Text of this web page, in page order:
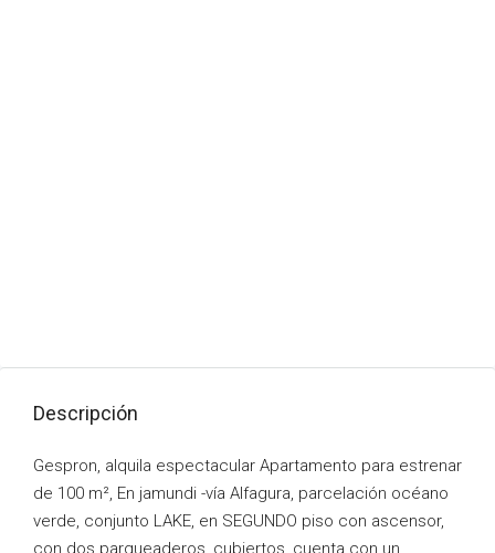
Descripción
Gespron, alquila espectacular Apartamento para estrenar
de 100 m², En jamundi -vía Alfagura, parcelación océano
verde, conjunto LAKE, en SEGUNDO piso con ascensor,
con dos parqueaderos, cubiertos, cuenta con un